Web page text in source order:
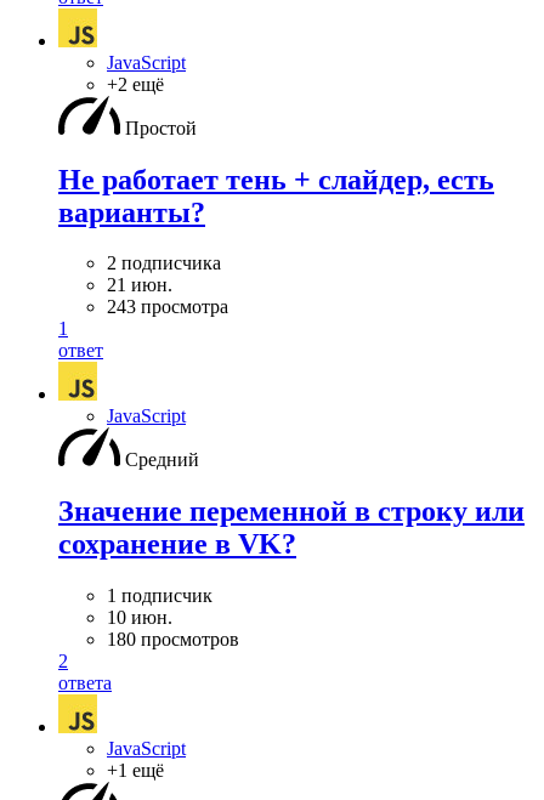
JavaScript
+2 ещё
Простой
Не работает тень + слайдер, есть
варианты?
2 подписчика
21 июн.
243 просмотра
1
ответ
JavaScript
Средний
Значение переменной в строку или
сохранение в VK?
1 подписчик
10 июн.
180 просмотров
2
ответа
JavaScript
+1 ещё